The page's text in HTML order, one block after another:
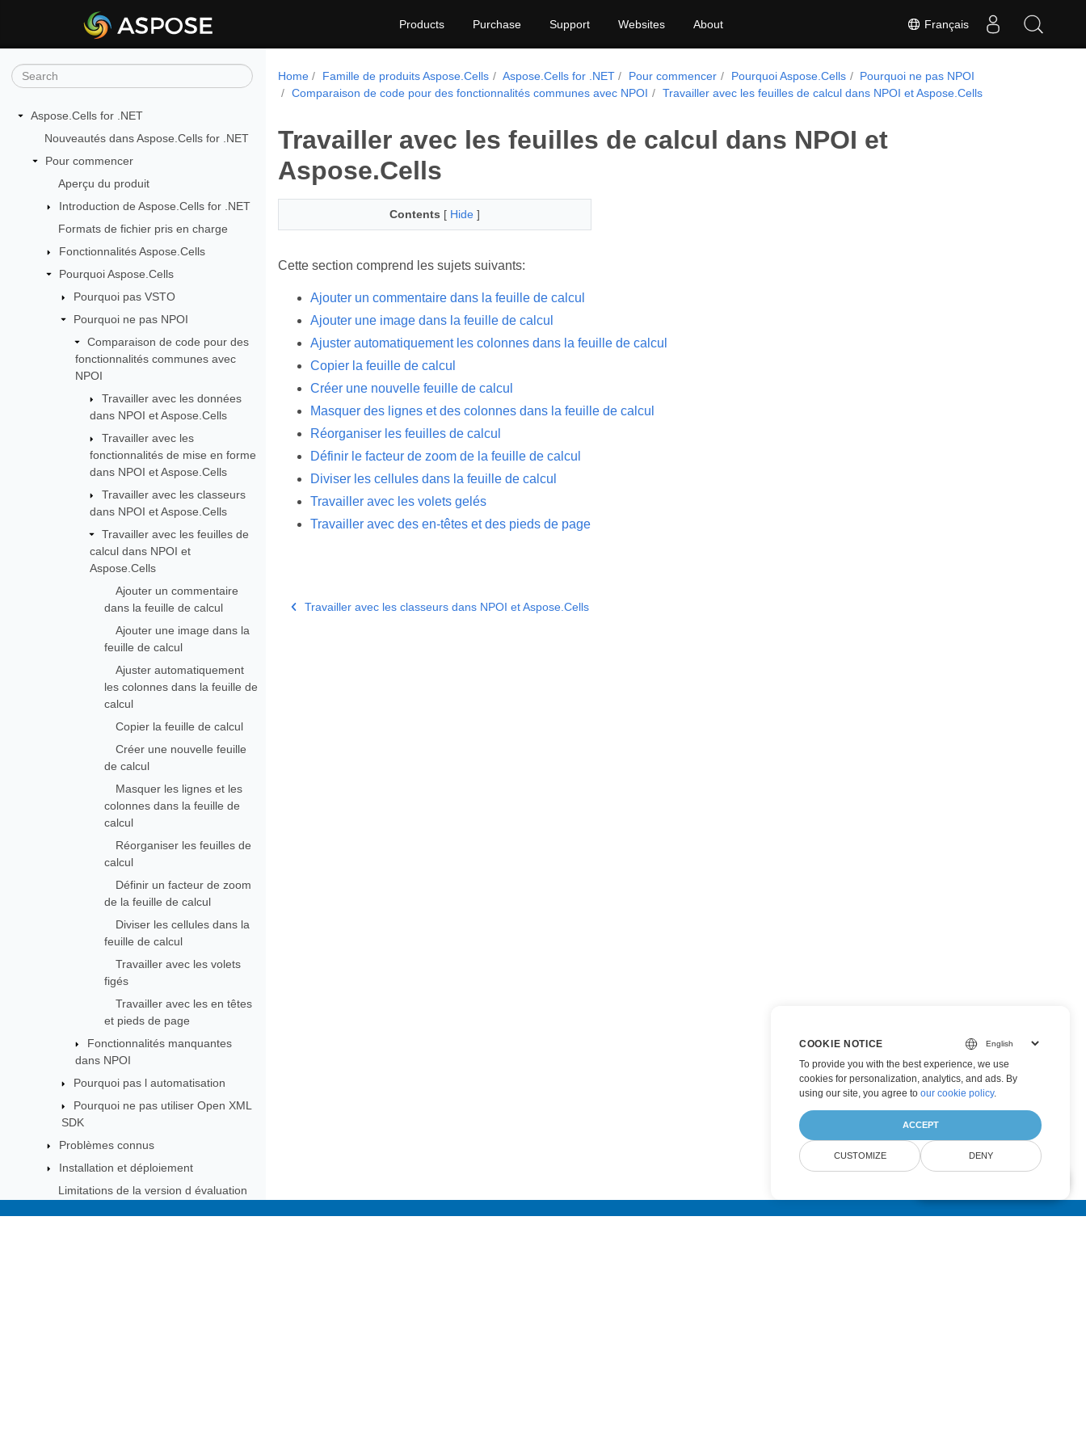
Français
Products Purchase Support Websites About
Aspose.Cells for .NET
Nouveautés dans Aspose.Cells for .NET
Pour commencer
Aperçu du produit
Introduction de Aspose.Cells for .NET
Formats de fichier pris en charge
Fonctionnalités Aspose.Cells
Pourquoi Aspose.Cells
Pourquoi pas VSTO
Pourquoi ne pas NPOI
Comparaison de code pour des
fonctionnalités communes avec
NPOI
Travailler avec les données
dans NPOI et Aspose.Cells
Travailler avec les
fonctionnalités de mise en forme
dans NPOI et Aspose.Cells
Travailler avec les classeurs
dans NPOI et Aspose.Cells
Travailler avec les feuilles de
calcul dans NPOI et
Aspose.Cells
Ajouter un commentaire
dans la feuille de calcul
Ajouter une image dans la
feuille de calcul
Ajuster automatiquement
les colonnes dans la feuille de
calcul
Copier la feuille de calcul
Créer une nouvelle feuille
de calcul
Masquer les lignes et les
colonnes dans la feuille de
calcul
Réorganiser les feuilles de
calcul
Définir un facteur de zoom
de la feuille de calcul
Diviser les cellules dans la
feuille de calcul
Travailler avec les volets
figés
Travailler avec les en têtes
et pieds de page
Fonctionnalités manquantes
dans NPOI
Pourquoi pas l automatisation
Pourquoi ne pas utiliser Open XML
SDK
Problèmes connus
Installation et déploiement
Limitations de la version d évaluation
Home Famille de produits Aspose.Cells Aspose.Cells for .NET Pour commencer Pourquoi Aspose.Cells
Pourquoi ne pas NPOI
Comparaison de code pour des fonctionnalités communes avec NPOI
Travailler avec les feuilles de calcul dans NPOI et Aspose.Cells
Travailler avec les feuilles de calcul dans NPOI et
Aspose.Cells
Contents [ Hide ]
Cette section comprend les sujets suivants:
Ajouter un commentaire dans la feuille de calcul
Ajouter une image dans la feuille de calcul
Ajuster automatiquement les colonnes dans la feuille de calcul
Copier la feuille de calcul
Créer une nouvelle feuille de calcul
Masquer des lignes et des colonnes dans la feuille de calcul
Réorganiser les feuilles de calcul
Définir le facteur de zoom de la feuille de calcul
Diviser les cellules dans la feuille de calcul
Travailler avec les volets gelés
Travailler avec des en-têtes et des pieds de page
Travailler avec les classeurs dans NPOI et Aspose.Cells
COOKIE NOTICE
To provide you with the best experience, we use
cookies for personalization, analytics, and ads. By
using our site, you agree to our cookie policy.
ACCEPT
CUSTOMIZE DENY